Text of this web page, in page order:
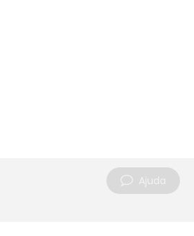
Ajuda